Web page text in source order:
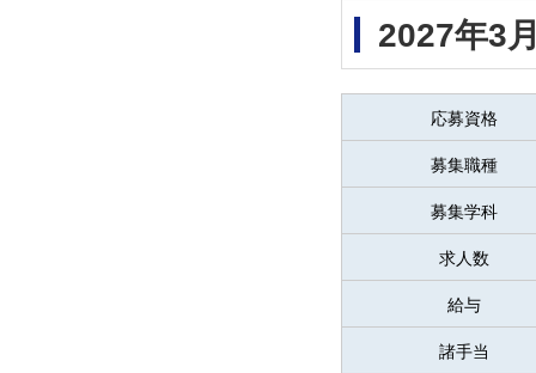
2027年3
応募資格
募集職種
募集学科
求人数
給与
諸手当